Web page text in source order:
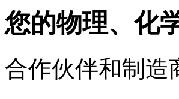
您的物理、化
合作伙伴和制造